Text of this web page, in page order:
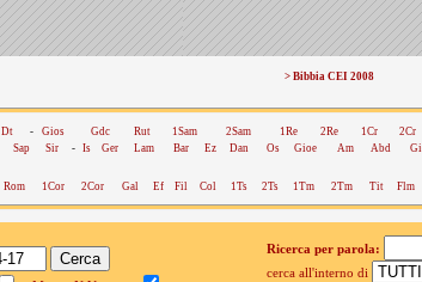
> Bibbia CEI 2008
Dt - Gios Gdc Rut 1Sam 2Sam 1Re 2Re 1Cr 2Cr
Sap Sir - Is Ger Lam Bar Ez Dan Os Gioe Am Abd
Rom 1Cor 2Cor Gal Ef Fil Col 1Ts 2Ts 1Tm 2Tm Tit Flm
Ricerca per parola:
cerca all'interno di